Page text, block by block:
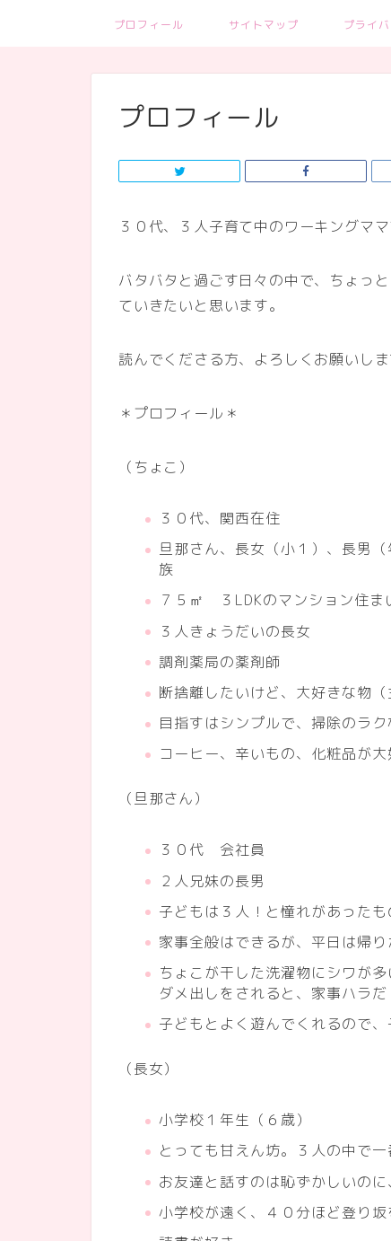
プロフィール サイトマップ プライ
プロフィール
３０代、３人子育て中のワーキングママ
バタバタと過ごす日々の中で、ちょっ
ていきたいと思います。
読んでくださる方、よろしくお願いし
＊プロフィール＊
（ちょこ）
３０代、関西在住
旦那さん、長女（小１）、長男
族
７５㎡ ３LDKのマンション住ま
３人きょうだいの長女
調剤薬局の薬剤師
断捨離したいけど、大好きな物
目指すはシンプルで、掃除のラク
コーヒー、辛いもの、化粧品が大
（旦那さん）
３０代 会社員
２人兄妹の長男
子どもは３人！と憧れがあった
家事全般はできるが、平日は帰り
ちょこが干した洗濯物にシワが
ダメ出しをされると、家事ハラだ
子どもとよく遊んでくれるので
（長女）
小学校１年生（６歳）
とっても甘えん坊。３人の中で
お友達と話すのは恥ずかしいの
小学校が遠く、４０分ほど登り